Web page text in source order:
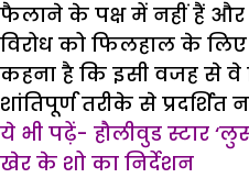
फैलाने के पक्ष में नहीं हैं और
विरोध को फिलहाल के
कहना है कि इसी वजह से
शांतिपूर्ण तरीके से
ये भी पढ़ें- हौलीवुड स्टार
खेर के शो का निर्देशन